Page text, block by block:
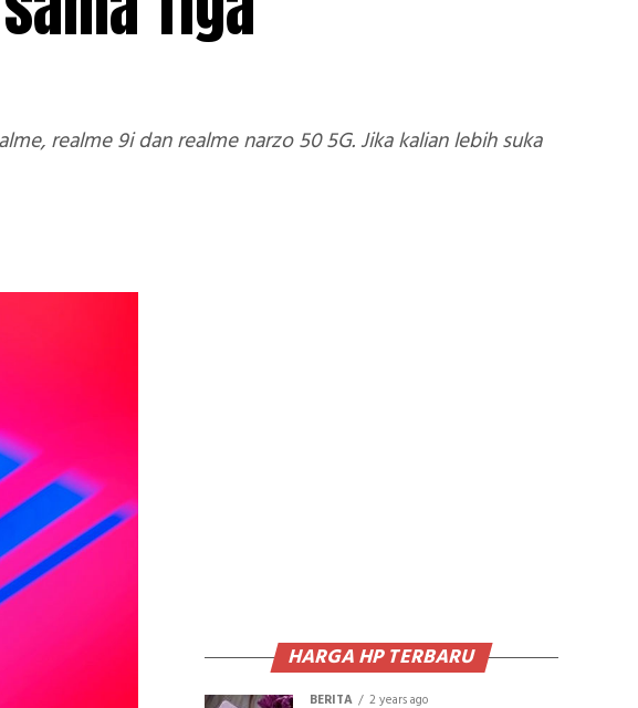
realme 9i dan realme narzo 50 5G. Jika kalian lebih suka
HARGA HP TERBARU
BERITA 2 years ago